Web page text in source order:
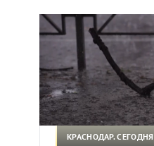
КРАСНОДАР. СЕГОДНЯ